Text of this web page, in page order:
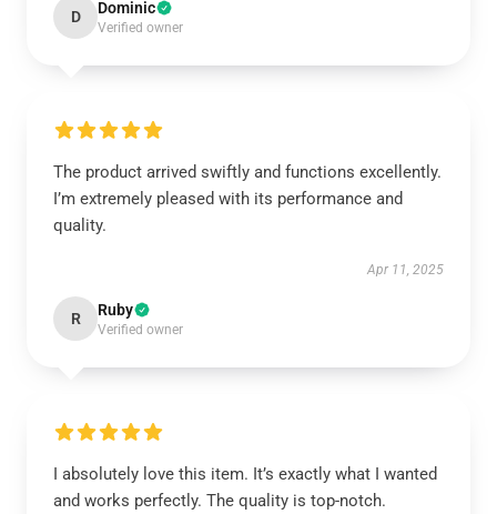
D Dominic
Verified owner
The product arrived swiftly and functions excellently.
I’m extremely pleased with its performance and
quality.
Apr 11, 2025
R Ruby
Verified owner
I absolutely love this item. It’s exactly what I wanted
and works perfectly. The quality is top-notch.